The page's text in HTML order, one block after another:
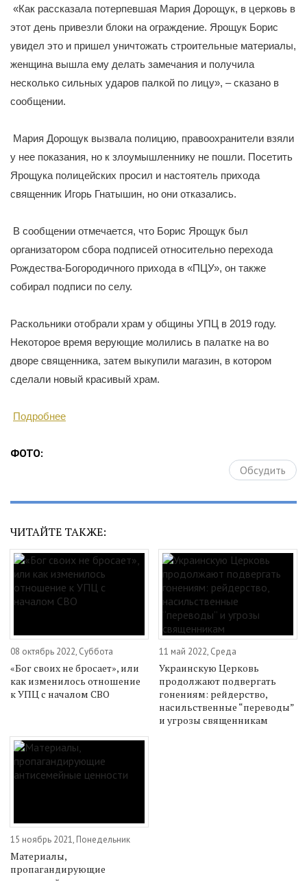
«Как рассказала потерпевшая Мария Дорощук, в церковь в
этот день привезли блоки на ограждение. Ярощук Борис
увидел это и пришел уничтожать строительные материалы,
женщина вышла ему делать замечания и получила
несколько сильных ударов палкой по лицу», – сказано в
сообщении.
Мария Дорощук вызвала полицию, правоохранители взяли
у нее показания, но к злоумышленнику не пошли. Посетить
Ярощука полицейских просил и настоятель прихода
священник Игорь Гнатышин, но они отказались.
В сообщении отмечается, что Борис Ярощук был
организатором сбора подписей относительно перехода
Рождества-Богородичного прихода в «ПЦУ», он также
собирал подписи по селу.
Раскольники отобрали храм у общины УПЦ в 2019 году.
Некоторое время верующие молились в палатке на во
дворе священника, затем выкупили магазин, в котором
сделали новый красивый храм.
Подробнее
ФОТО:
Обсудить
ЧИТАЙТЕ ТАКЖЕ:
08 октябрь 2022, Суббота
«Бог своих не бросает», или
как изменилось отношение
к УПЦ с началом СВО
11 май 2022, Среда
Украинскую Церковь
продолжают подвергать
гонениям: рейдерство,
насильственные “переводы”
и угрозы священникам
15 ноябрь 2021, Понедельник
Материалы,
пропагандирующие